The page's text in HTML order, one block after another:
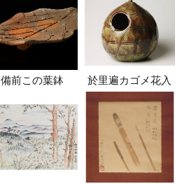
備前この葉鉢 於里遍カゴメ花入